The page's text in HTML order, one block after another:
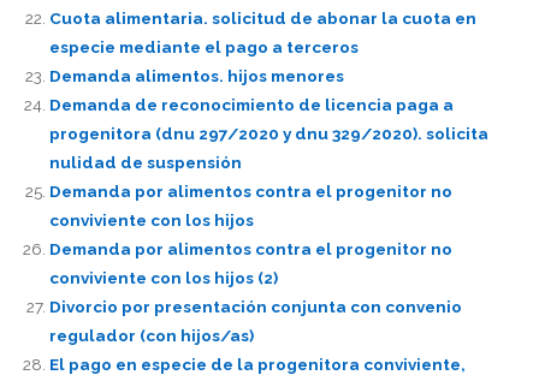
Cuota alimentaria. solicitud de abonar la cuota en
especie mediante el pago a terceros
Demanda alimentos. hijos menores
Demanda de reconocimiento de licencia paga a
progenitora (dnu 297/2020 y dnu 329/2020). solicita
nulidad de suspensión
Demanda por alimentos contra el progenitor no
conviviente con los hijos
Demanda por alimentos contra el progenitor no
conviviente con los hijos (2)
Divorcio por presentación conjunta con convenio
regulador (con hijos/as)
El pago en especie de la progenitora conviviente,